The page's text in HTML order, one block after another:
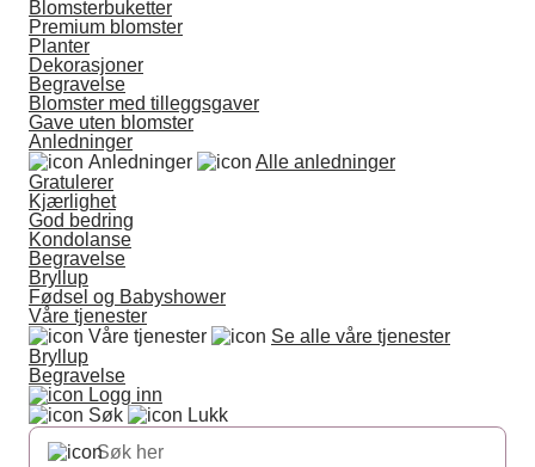
Blomsterbuketter
Premium blomster
Planter
Dekorasjoner
Begravelse
Blomster med tilleggsgaver
Gave uten blomster
Anledninger
Anledninger
Alle anledninger
Gratulerer
Kjærlighet
God bedring
Kondolanse
Begravelse
Bryllup
Fødsel og Babyshower
Våre tjenester
Våre tjenester
Se alle våre tjenester
Bryllup
Begravelse
Logg inn
Søk
Lukk